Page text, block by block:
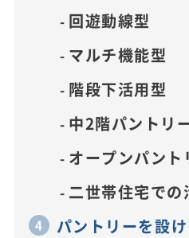
回遊動線型
マルチ機能型
階段下活用型
中2階パントリ
オープンパント
二世帯住宅での
パントリーを設